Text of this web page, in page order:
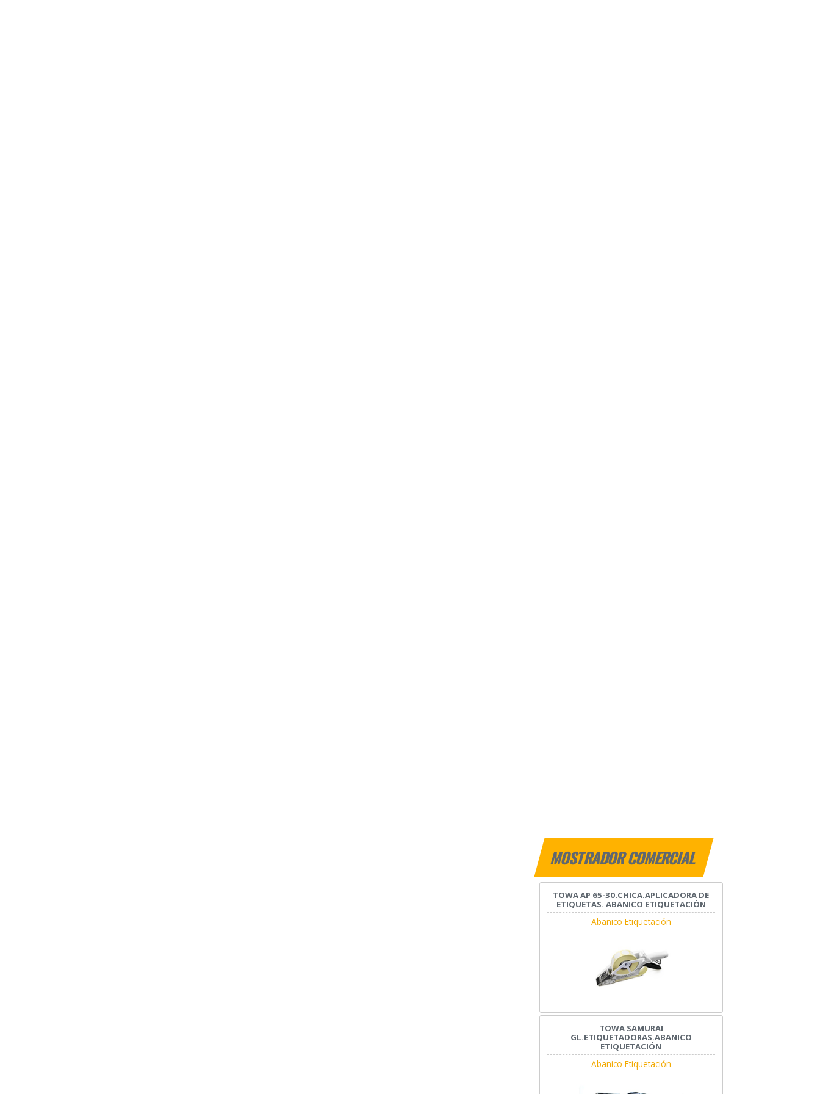
MOSTRADOR COMERCIAL
TOWA AP 65-30.CHICA.APLICADORA DE
ETIQUETAS. ABANICO ETIQUETACIÓN
Abanico Etiquetación
TOWA SAMURAI
GL.ETIQUETADORAS.ABANICO
ETIQUETACIÓN
Abanico Etiquetación